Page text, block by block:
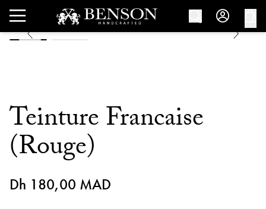
Teinture Francaise
(Rouge)
Dh 180,00 MAD